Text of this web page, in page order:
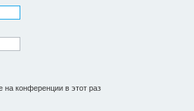
конференции в этот раз